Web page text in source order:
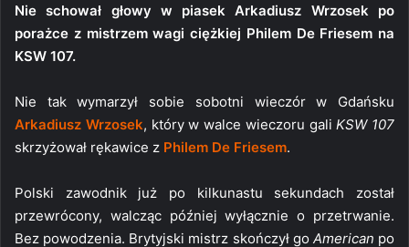
Nie schował głowy w piasek Arkadiusz Wrzosek po
porażce z mistrzem wagi ciężkiej Philem De Friesem na
KSW 107.
Nie tak wymarzył sobie sobotni wieczór w Gdańsku
Arkadiusz Wrzosek, który w walce wieczoru galiKSW 107
skrzyżował rękawice z Philem De Friesem.
Polski zawodnik już po kilkunastu sekundach został
przewrócony, walcząc później wyłącznie o przetrwanie.
Bez powodzenia. Brytyjski mistrz skończył go American po